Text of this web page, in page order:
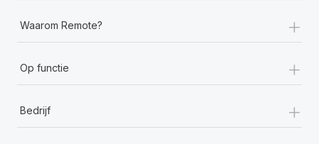
Waarom Remote? +
Op functie +
Bedrijf
+